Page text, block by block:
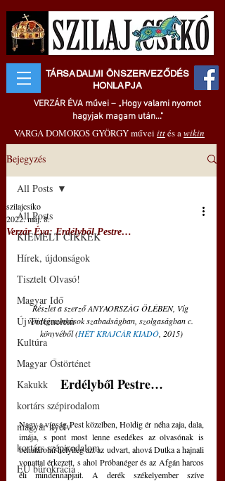
TÁRSADALMI ÖNSZERVEZŐDÉS
HONLAPJA
VERZÁR ÉVA művei – „Hogy valami nyomot
hagyjak magam után..."
VARGA DOMOKOS GYÖRGY művei ittés awikin
Bejegyzés
All Posts
KIEMELT CIKKEK
Hírek, újdonságok
Tisztelt Olvasó!
Magyar Idő
Új Történelem
Kultúra
Magyar Őstörténet
Kakukk
kortárs szépirodalom
magyar nyelv
kortárs szépirodalom
EU bürokrácia
All Posts
Verzár Éva: Erdélyből Pestre…
szilajcsiko
2022. máj. 8.
Részlet a szerző ANYAORSZÁG ÖLÉBEN, Víg
vendégmunkások szabadságban, szolgaságban c.
könyvéből (HÉT KRAJCÁR KIADÓ , 2015)
Erdélyből Pestre…
Nagy a vígság Pest közelben, Holdig ér néha zaja, dala,
imája, s pont most lenne esedékes az olvasónak is
behatárolni helyileg azt az udvart, ahová Dutka a hajnali
vonattal érkezett, s ahol Próbanéger és az Afgán harcos
éli mindennapjait. A derék székelyember szíve